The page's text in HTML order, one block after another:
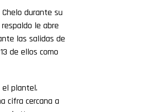
durante su
le abre
las salidas de
de ellos como
el plantel.
cifra cercana a